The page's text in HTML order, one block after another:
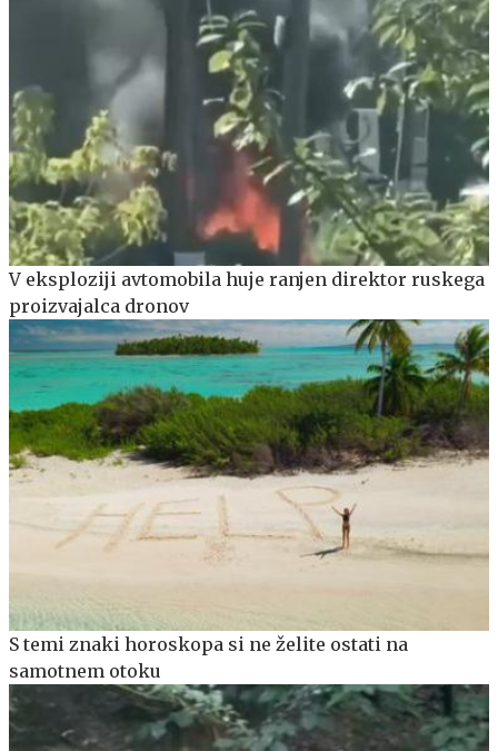
V eksploziji avtomobila huje ranjen direktor ruskega
proizvajalca dronov
S temi znaki horoskopa si ne želite ostati na
samotnem otoku